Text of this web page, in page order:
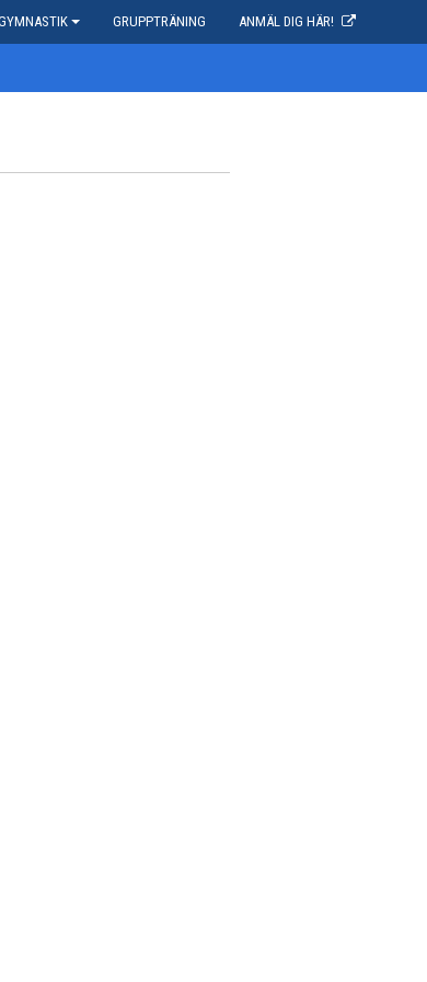
GRUPPTRÄNING ANMÄL DIG HÄR!